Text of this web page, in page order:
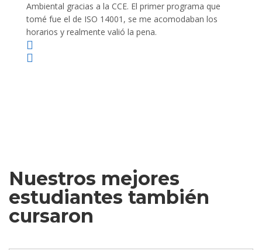
Ambiental gracias a la CCE. El primer programa que
tomé fue el de ISO 14001, se me acomodaban los
horarios y realmente valió la pena.
Nuestros mejores
estudiantes también
cursaron